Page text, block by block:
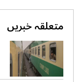
متعلقہ خبریں